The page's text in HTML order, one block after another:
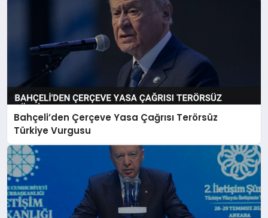
Bahçeli’den Çerçeve Yasa Çağrısı Terörsüz
Türkiye Vurgusu